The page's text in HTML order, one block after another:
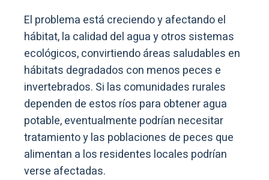
El problema está creciendo y afectando el
hábitat, la calidad del agua y otros sistemas
ecológicos, convirtiendo áreas saludables en
hábitats degradados con menos peces e
invertebrados. Si las comunidades rurales
dependen de estos ríos para obtener agua
potable, eventualmente podrían necesitar
tratamiento y las poblaciones de peces que
alimentan a los residentes locales podrían
verse afectadas.